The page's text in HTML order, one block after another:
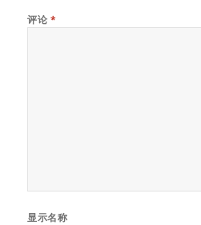
评论 *
显示名称